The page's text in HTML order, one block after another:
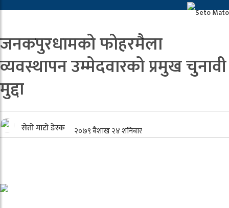
जनकपुरधामको फोहरमैला
व्यवस्थापन उम्मेदवारको प्रमुख चुनावी
मुद्दा
सेतो माटो डेस्क २०७९ बैशाख २४ शनिबार